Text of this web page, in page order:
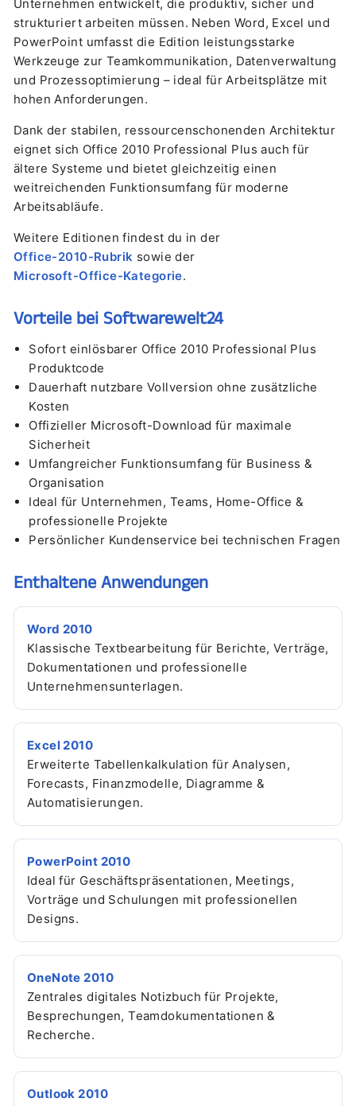
Unternehmen entwickelt, die produktiv, sicher und
strukturiert arbeiten müssen. Neben Word, Excel und
PowerPoint umfasst die Edition leistungsstarke
Werkzeuge zur Teamkommunikation, Datenverwaltung
und Prozessoptimierung – ideal für Arbeitsplätze mit
hohen Anforderungen.
Dank der stabilen, ressourcenschonenden Architektur
eignet sich Office 2010 Professional Plus auch für
ältere Systeme und bietet gleichzeitig einen
weitreichenden Funktionsumfang für moderne
Arbeitsabläufe.
Weitere Editionen findest du in der
Office-2010-Rubrik sowie der
Microsoft-Office-Kategorie.
Vorteile bei Softwarewelt24
Sofort einlösbarer Office 2010 Professional Plus
Produktcode
Dauerhaft nutzbare Vollversion ohne zusätzliche
Kosten
Offizieller Microsoft-Download für maximale
Sicherheit
Umfangreicher Funktionsumfang für Business &
Organisation
Ideal für Unternehmen, Teams, Home-Office &
professionelle Projekte
Persönlicher Kundenservice bei technischen Fragen
Enthaltene Anwendungen
Word 2010
Klassische Textbearbeitung für Berichte, Verträge,
Dokumentationen und professionelle
Unternehmensunterlagen.
Excel 2010
Erweiterte Tabellenkalkulation für Analysen,
Forecasts, Finanzmodelle, Diagramme &
Automatisierungen.
PowerPoint 2010
Ideal für Geschäftspräsentationen, Meetings,
Vorträge und Schulungen mit professionellen
Designs.
OneNote 2010
Zentrales digitales Notizbuch für Projekte,
Besprechungen, Teamdokumentationen &
Recherche.
Outlook 2010